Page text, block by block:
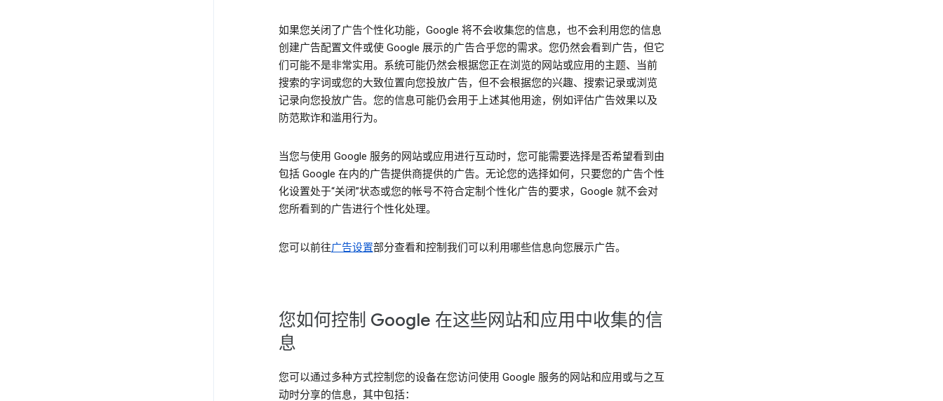
如果您关闭了广告个性化功能，Google 将不会收集您的信息，也不会利用您的信息
创建广告配置文件或使 Google 展示的广告合乎您的需求。您仍然会看到广告，但它
们可能不是非常实用。系统可能仍然会根据您正在浏览的网站或应用的主题、当前
搜索的字词或您的大致位置向您投放广告，但不会根据您的兴趣、搜索记录或浏览
记录向您投放广告。您的信息可能仍会用于上述其他用途，例如评估广告效果以及
防范欺诈和滥用行为。
当您与使用 Google 服务的网站或应用进行互动时，您可能需要选择是否希望看到由
包括 Google 在内的广告提供商提供的广告。无论您的选择如何，只要您的广告个性
化设置处于“关闭”状态或您的帐号不符合定制个性化广告的要求，Google 就不会对
您所看到的广告进行个性化处理。
您可以前往广告设置部分查看和控制我们可以利用哪些信息向您展示广告。
您如何控制 Google 在这些网站和应用中收集的信
息
您可以通过多种方式控制您的设备在您访问使用 Google 服务的网站和应用或与之互
动时分享的信息，其中包括：